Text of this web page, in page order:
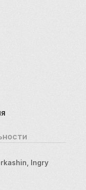
и
но и
отражающий
Отечеству
Ingry